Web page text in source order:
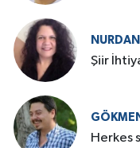
Şiir
Herkes